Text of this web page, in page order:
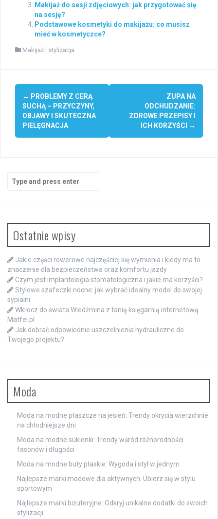
Makijaż do sesji zdjęciowych: jak przygotować się
na sesję?
Podstawowe kosmetyki do makijażu: co musisz
mieć w kosmetyczce?
Makijaż i stylizacja
Post
navigation
← PROBLEMY Z CERĄ
SUCHĄ – PRZYCZYNY,
OBJAWY I SKUTECZNA
PIELĘGNACJA
ZUPA NA
ODCHUDZANIE:
ZDROWE PRZEPISY I
ICH KORZYŚCI →
for:
Ostatnie wpisy
Jakie części rowerowe najczęściej się wymienia i kiedy ma to
znaczenie dla bezpieczeństwa oraz komfortu jazdy
Czym jest implantologia stomatologiczna i jakie ma korzyści?
Stylowe szafeczki nocne: jak wybrać idealny model do swojej
sypialni
Wkrocz do świata Wiedźmina z tanią księgarnią internetową
Matfel.pl
Jak dobrać odpowiednie uszczelnienia hydrauliczne do
Twojego projektu?
Moda
Moda na modne płaszcze na jesień: Trendy okrycia wierzchnie
na chłodniejsze dni
Moda na modne sukienki: Trendy wśród różnorodności
fasonów i długości
Moda na modne buty płaskie: Wygoda i styl w jednym
Najlepsze marki modowe dla aktywnych: Ubierz się w stylu
sportowym
Najlepsze marki biżuteryjne: Odkryj unikalne dodatki do swoich
stylizacji